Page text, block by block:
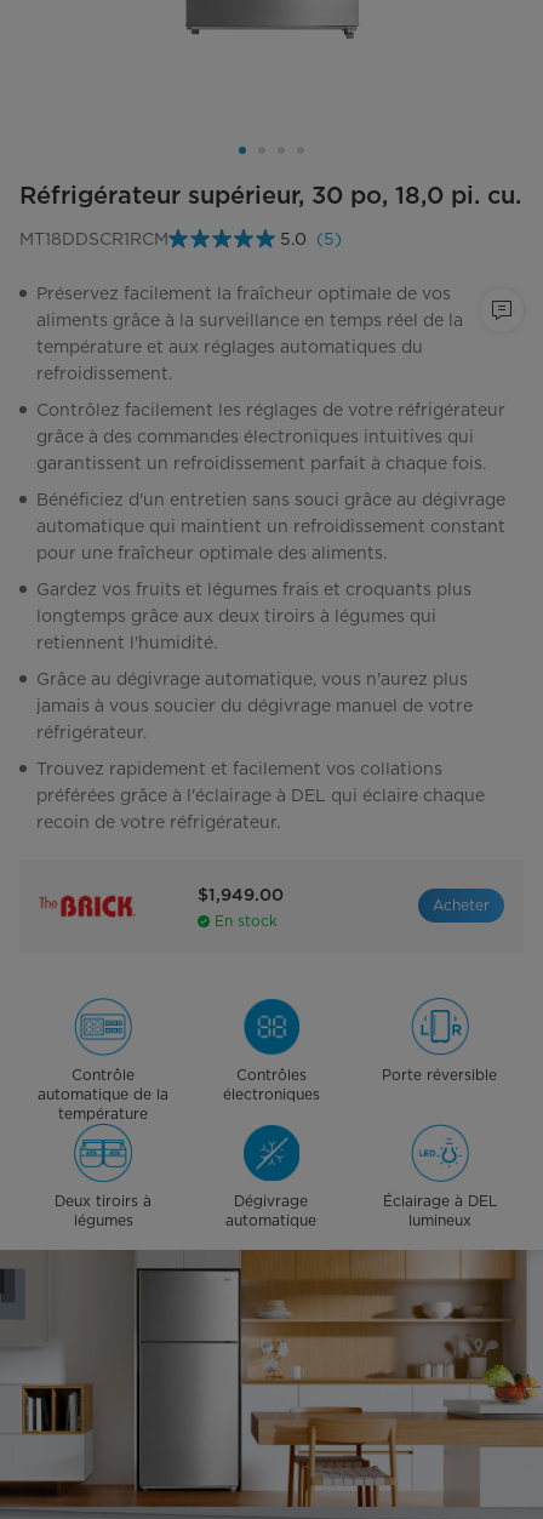
Réfrigérateur supérieur, 30 po, 18,0 pi. cu.
MT18DDSCR1RCM 5.0
Lire
5
commentaires.
Lien
vers
page.
(5)
Préservez facilement la fraîcheur optimale de vos
aliments grâce à la surveillance en temps réel de la
température et aux réglages automatiques du
refroidissement.
Contrôlez facilement les réglages de votre réfrigérateur
grâce à des commandes électroniques intuitives qui
garantissent un refroidissement parfait à chaque fois.
Bénéficiez d'un entretien sans souci grâce au dégivrage
automatique qui maintient un refroidissement constant
pour une fraîcheur optimale des aliments.
Gardez vos fruits et légumes frais et croquants plus
longtemps grâce aux deux tiroirs à légumes qui
retiennent l'humidité.
Grâce au dégivrage automatique, vous n'aurez plus
jamais à vous soucier du dégivrage manuel de votre
réfrigérateur.
Trouvez rapidement et facilement vos collations
préférées grâce à l'éclairage à DEL qui éclaire chaque
recoin de votre réfrigérateur.
$1,949.00
En stock
Acheter
Contrôle
automatique de la
température
Contrôles
électroniques
Porte réversible
Deux tiroirs à
légumes
Dégivrage
automatique
Éclairage à DEL
lumineux